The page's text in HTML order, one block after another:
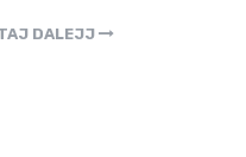
DALEJJ